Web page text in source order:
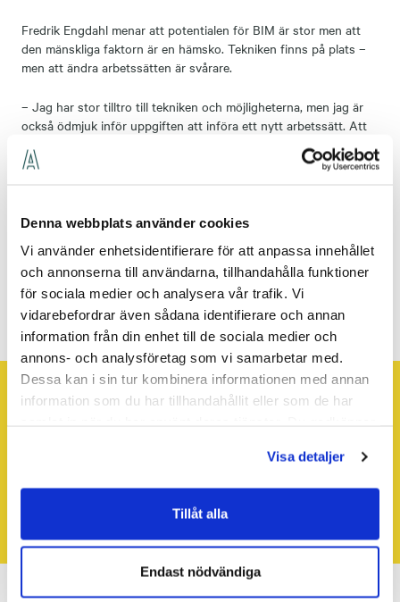
Denna webbplats använder cookies
Vi använder enhetsidentifierare för att anpassa innehållet
och annonserna till användarna, tillhandahålla funktioner
för sociala medier och analysera vår trafik. Vi
vidarebefordrar även sådana identifierare och annan
information från din enhet till de sociala medier och
annons- och analysföretag som vi samarbetar med.
Dessa kan i sin tur kombinera informationen med annan
information som du har tillhandahållit eller som de har
Visa detaljer
Tillåt alla
Endast nödvändiga
Fredrik Engdahl menar att potentialen för BIM är stor men att
den mänskliga faktorn är en hämsko. Tekniken finns på plats –
men att ändra arbetssätten är svårare.
– Jag har stor tilltro till tekniken och möjligheterna, men jag är
också ödmjuk inför uppgiften att införa ett nytt arbetssätt. Att
använda nya digitala verktyg är inte självklart för alla. Jag
upplever i och för sig att de flesta är positiva och nyfikna, men
Fredrik Engdahl.
Vill du veta mer om Assemblins digitala resa eller prata med
någon av våra BIM-experter, kontakta oss!
Kontakta oss
Kontakta oss för mer information om hur vi arbetar